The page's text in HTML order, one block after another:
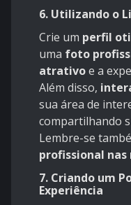
6. Utilizando o
Crie um perfil
uma foto
atrativoe a
Além disso,
sua área de
compartilhando
Lembre-se
profissional nas
7. Criando um
Experiência